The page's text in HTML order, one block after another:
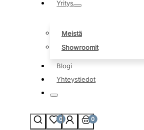
Yritys
Meistä
Showroomit
Blogi
Yhteystiedot
0 0